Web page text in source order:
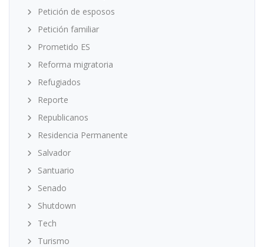
Petición de esposos
Petición familiar
Prometido ES
Reforma migratoria
Refugiados
Reporte
Republicanos
Residencia Permanente
Salvador
Santuario
Senado
Shutdown
Tech
Turismo